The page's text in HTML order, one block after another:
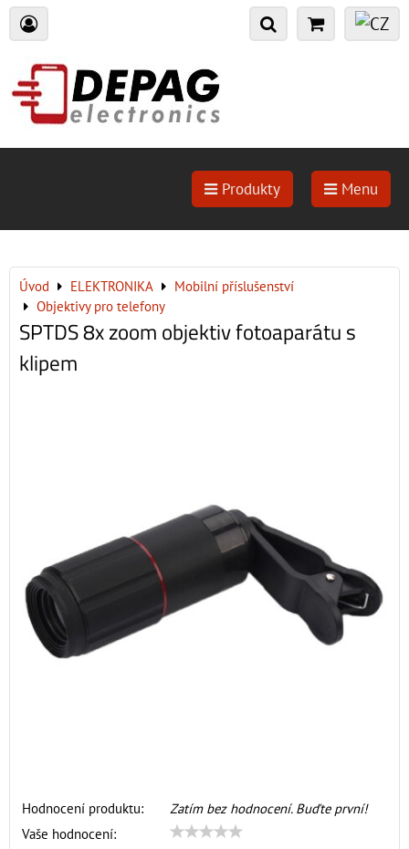
Produkty Menu
Úvod ELEKTRONIKA
Mobilní příslušenství
Objektivy pro telefony
SPTDS 8x zoom objektiv fotoaparátu s
klipem
Hodnocení produktu:
Zatím bez hodnocení. Buďte první!
Vaše hodnocení: